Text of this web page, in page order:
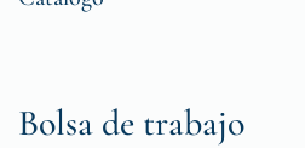
Bolsa de trabajo